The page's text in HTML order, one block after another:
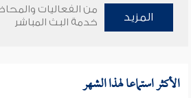
المزيد
من الفعاليات
خدمة البث المباشر
الأكثر استماعا لهذا الشهر